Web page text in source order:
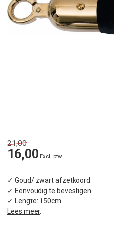
21,00
16,00 Excl. btw
✓ Goud/ zwart afzetkoord
✓ Eenvoudig te bevestigen
✓ Lengte: 150cm
Lees meer.